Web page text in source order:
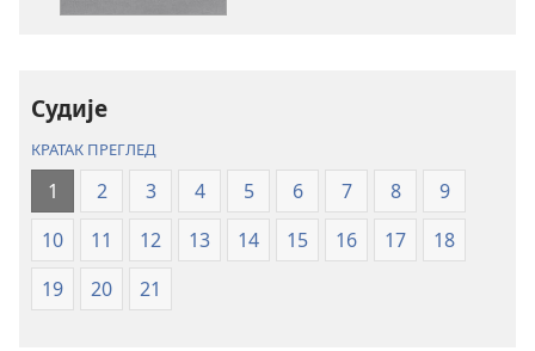
(ревидирано
издање
(ревидирано
издање
Судије
КРАТАК ПРЕГЛЕД
1 2 3 4 5 6 7 8
9
10
11 12 13 14 15 16 17
18
19
20 21